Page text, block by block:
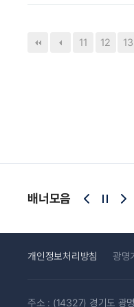
11 12 13
배너모음
개인정보처리방침 광명
주소 : (14327) 경기도 광